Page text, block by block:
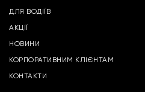
ДЛЯ ВОДІЇВ
АКЦІЇ
НОВИНИ
КОРПОРАТИВНИМ КЛІЄНТАМ
КОНТАКТИ